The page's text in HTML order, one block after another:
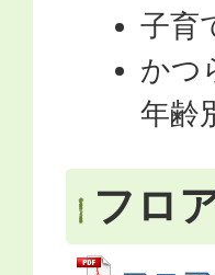
子育
かつ
年齢
フロ